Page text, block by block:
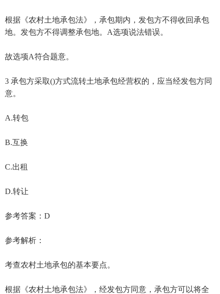
根据《农村土地承包法》，承包期内，发包方不得收回承包
地。发包方不得调整承包地。A选项说法错误。
故选项A符合题意。
3 承包方采取()方式流转土地承包经营权的，应当经发包方同
意。
A.转包
B.互换
C.出租
D.转让
参考答案：D
参考解析：
考查农村土地承包的基本要点。
根据《农村土地承包法》，经发包方同意，承包方可以将全